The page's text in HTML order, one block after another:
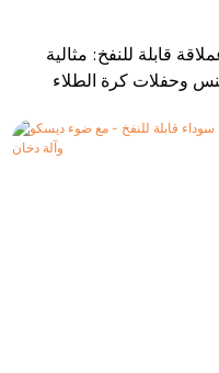
قابلة للنفخ: مثالية
وحفلات كرة الطلاء